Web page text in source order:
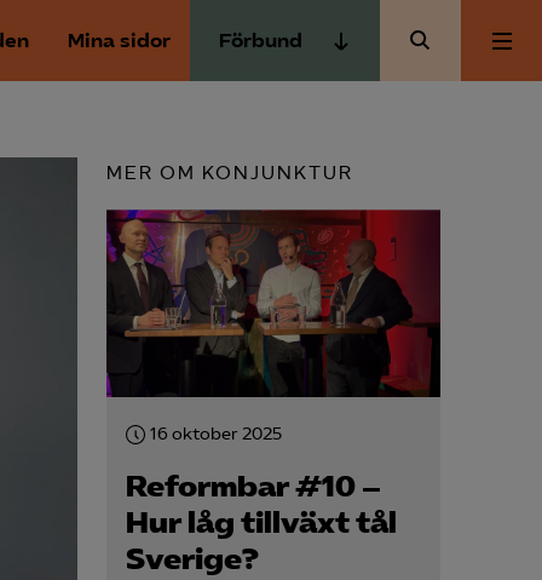
Mina sidor Förbund
Almega Utbildning
Innovations­företagen
Kompetens­företagen
Medie­företagen
Säkerhets­företagen
Aktuellt
Medlemskapet
Mina sidor
Kurser & utbildningar
MER OM KONJUNKTUR
16 oktober 2025
Reformbar #10 –
Hur låg tillväxt tål
Sverige?